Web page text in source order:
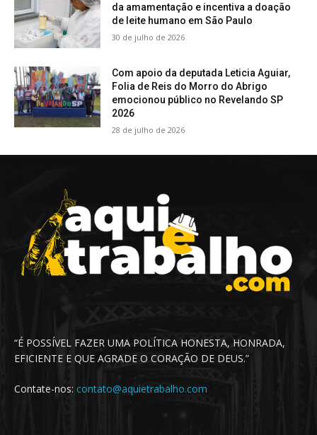
da amamentação e incentiva a doação
de leite humano em São Paulo
30 de julho de 2026
Com apoio da deputada Leticia Aguiar,
Folia de Reis do Morro do Abrigo
emocionou público no Revelando SP
2026
28 de julho de 2026
“É POSSÍVEL FAZER UMA POLÍTICA HONESTA, HONRADA,
EFICIENTE E QUE AGRADE O CORAÇÃO DE DEUS.”
Contate-nos: contato@aquietrabalho.com